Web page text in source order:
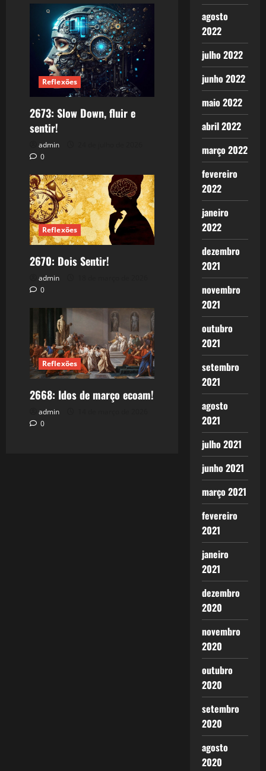
Reflexões
2673: Slow Down, fluir e
sentir!
admin
0
Reflexões
2670: Dois Sentir!
admin
0
Reflexões
2668: Idos de março ecoam!
admin
0
agosto
2022
julho 2022
junho 2022
maio 2022
abril 2022
março 2022
fevereiro
2022
janeiro
2022
dezembro
2021
novembro
2021
outubro
2021
setembro
2021
agosto
2021
julho 2021
junho 2021
março 2021
fevereiro
2021
janeiro
2021
dezembro
2020
novembro
2020
outubro
2020
setembro
2020
agosto
2020